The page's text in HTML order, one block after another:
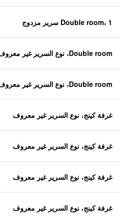
Double room، 1 سرير مزدوج
Double room، نوع السرير غير معروف
Double room، نوع السرير غير معروف
غرفة كينج، نوع السرير غير معروف
غرفة كينج، نوع السرير غير معروف
غرفة كينج، نوع السرير غير معروف
غرفة كينج، نوع السرير غير معروف